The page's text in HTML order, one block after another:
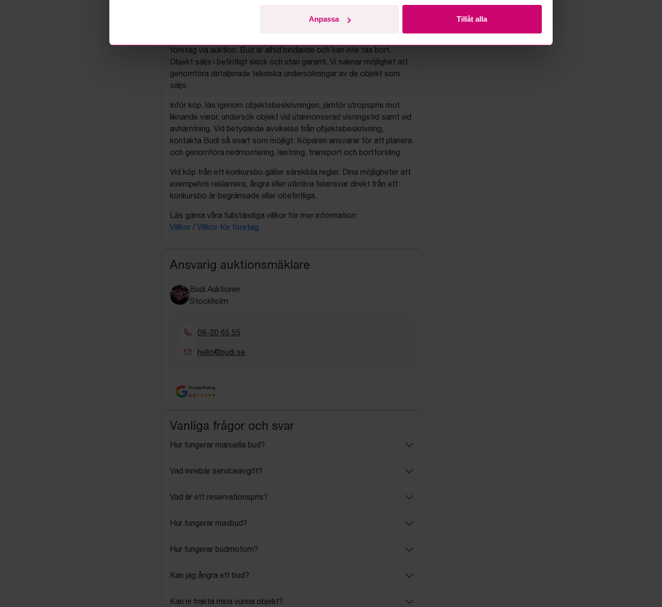
Anpassa Tillåt alla
företag via auktion. Bud är alltid bindande och kan inte tas bort.
Objekt säljs i befintligt skick och utan garanti. Vi saknar möjlighet att
genomföra detaljerade tekniska undersökningar av de objekt som
säljs.
Inför köp, läs igenom objektsbeskrivningen, jämför utropspris mot
liknande varor, undersök objekt vid utannonserad visningstid samt vid
avhämtning. Vid betydande avvikelse från objektsbeskrivning,
kontakta Budi så snart som möjligt. Köparen ansvarar för att planera
och genomföra nedmontering, lastning, transport och bortforsling.
Vid köp från ett konkursbo gäller särskilda regler. Dina möjligheter att
exempelvis reklamera, ångra eller utkräva felansvar direkt från ett
konkursbo är begränsade eller obefintliga.
Läs gärna våra fullständiga villkor för mer information:
Villkor / Villkor för företag
Ansvarig auktionsmäklare
Budi Auktioner
Stockholm
08-20 65 55
hello@budi.se
Google Rating
4.5
Vanliga frågor och svar
Hur fungerar manuella bud?
Vad innebär serviceavgift?
Vad är ett reservationspris?
Hur fungerar maxbud?
Hur fungerar budmotorn?
Kan jag ångra ett bud?
Kan ni frakta mina vunna objekt?